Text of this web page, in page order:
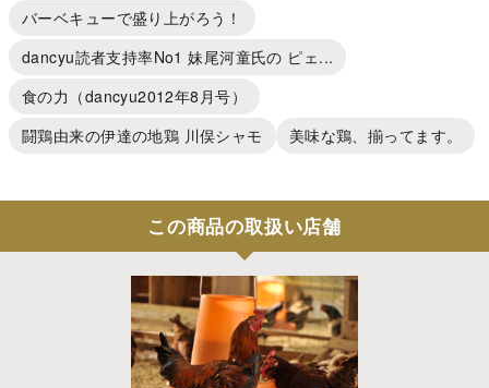
バーベキューで盛り上がろう！
dancyu読者支持率No1 妹尾河童氏の ピェ...
食の力（dancyu2012年8月号）
闘鶏由来の伊達の地鶏 川俣シャモ
美味な鶏、揃ってます。
この商品の取扱い店舗